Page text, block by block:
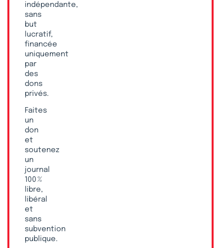
indépendante,
sans
but
lucratif,
financée
uniquement
par
des
dons
privés.
Faites
un
don
et
soutenez
un
journal
100 %
libre,
libéral
et
sans
subvention
publique.